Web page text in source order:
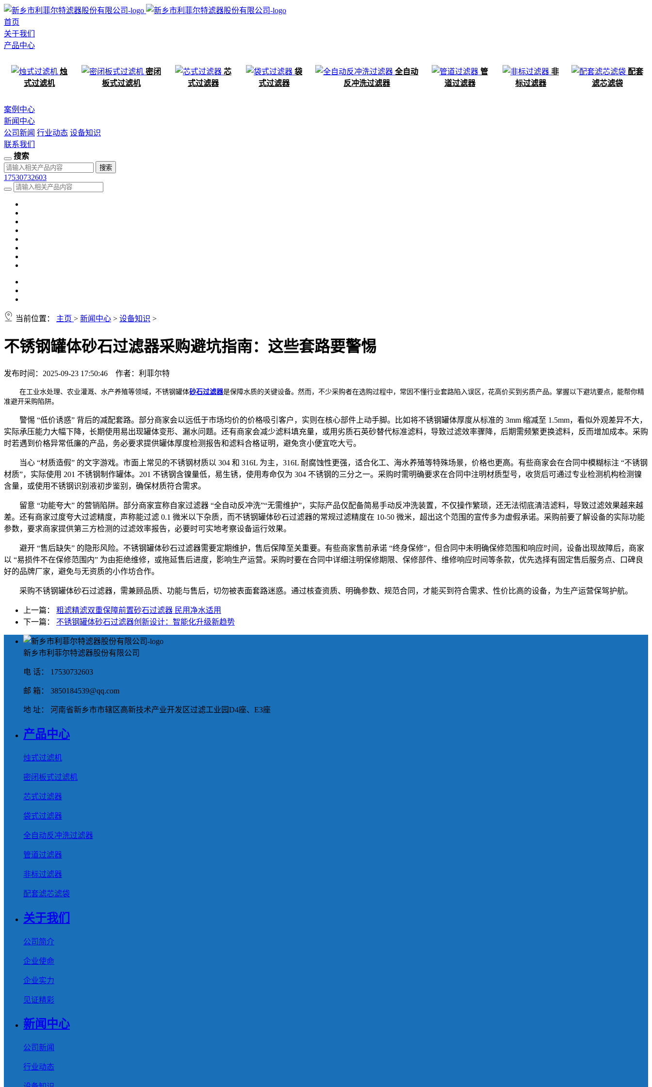
首页
关于我们
产品中心
烛
式过滤机
密闭
板式过滤机
芯
式过滤器
袋
式过滤器
全自动
反冲洗过滤器
管
道过滤器
非
标过滤器
配套
滤芯滤袋
案例中心
新闻中心
公司新闻 行业动态 设备知识
联系我们
搜索
17530732603
当前位置： 主页 > 新闻中心 > 设备知识 >
不锈钢罐体砂石过滤器采购避坑指南：这些套路要警惕
发布时间：2025-09-23 17:50:46 作者：利菲尔特
在工业水处理、农业灌溉、水产养殖等领域，不锈钢罐体砂石过滤器是保障水质的关键设备。然而，不少采购者在选购过程中，常因不懂行业套路陷入误区，花高价买到劣质产品。掌握以下避坑要点，能帮你精
准避开采购陷阱。
警惕 “低价诱惑” 背后的减配套路。部分商家会以远低于市场均价的价格吸引客户，实则在核心部件上动手脚。比如将不锈钢罐体厚度从标准的 3mm 缩减至 1.5mm，看似外观差异不大，
实际承压能力大幅下降，长期使用易出现罐体变形、漏水问题。还有商家会减少滤料填充量，或用劣质石英砂替代标准滤料，导致过滤效率骤降，后期需频繁更换滤料，反而增加成本。采购
时若遇到价格异常低廉的产品，务必要求提供罐体厚度检测报告和滤料合格证明，避免贪小便宜吃大亏。
当心 “材质造假” 的文字游戏。市面上常见的不锈钢材质以 304 和 316L 为主，316L 耐腐蚀性更强，适合化工、海水养殖等特殊场景，价格也更高。有些商家会在合同中模糊标注 “不锈钢
材质”，实际使用 201 不锈钢制作罐体。201 不锈钢含镍量低，易生锈，使用寿命仅为 304 不锈钢的三分之一。采购时需明确要求在合同中注明材质型号，收货后可通过专业检测机构检测镍
含量，或使用不锈钢识别液初步鉴别，确保材质符合需求。
留意 “功能夸大” 的营销陷阱。部分商家宣称自家过滤器 “全自动反冲洗”“无需维护”，实际产品仅配备简易手动反冲洗装置，不仅操作繁琐，还无法彻底清洁滤料，导致过滤效果越来越
差。还有商家过度夸大过滤精度，声称能过滤 0.1 微米以下杂质，而不锈钢罐体砂石过滤器的常规过滤精度在 10-50 微米，超出这个范围的宣传多为虚假承诺。采购前要了解设备的实际功能
参数，要求商家提供第三方检测的过滤效率报告，必要时可实地考察设备运行效果。
避开 “售后缺失” 的隐形风险。不锈钢罐体砂石过滤器需要定期维护，售后保障至关重要。有些商家售前承诺 “终身保修”，但合同中未明确保修范围和响应时间，设备出现故障后，商家
以 “易损件不在保修范围内” 为由拒绝维修，或拖延售后进度，影响生产运营。采购时要在合同中详细注明保修期限、保修部件、维修响应时间等条款，优先选择有固定售后服务点、口碑良
好的品牌厂家，避免与无资质的小作坊合作。
采购不锈钢罐体砂石过滤器，需兼顾品质、功能与售后，切勿被表面套路迷惑。通过核查资质、明确参数、规范合同，才能买到符合需求、性价比高的设备，为生产运营保驾护航。
上一篇： 粗滤精滤双重保障前置砂石过滤器 民用净水适用
下一篇： 不锈钢罐体砂石过滤器创新设计：智能化升级新趋势
新乡市利菲尔特滤器股份有限公司
电 话： 17530732603
邮 箱： 3850184539@qq.com
地 址： 河南省新乡市市辖区高新技术产业开发区过滤工业园D4座、E3座
产品中心
烛式过滤机
密闭板式过滤机
芯式过滤器
袋式过滤器
全自动反冲洗过滤器
管道过滤器
非标过滤器
配套滤芯滤袋
关于我们
公司简介
企业使命
企业实力
见证精彩
新闻中心
公司新闻
行业动态